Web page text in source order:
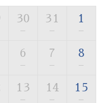
りにくい畳のお風呂で
段がございます。 予め
といやされるプライベー
30
—
31
—
1
—
6
—
7
—
8
—
13
—
14
—
15
—